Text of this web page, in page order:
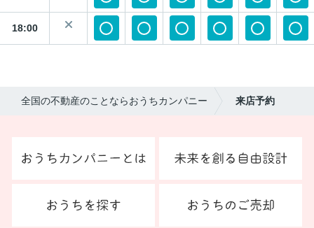
18:00
全国の不動産のことならおうちカンパニー 来店予約